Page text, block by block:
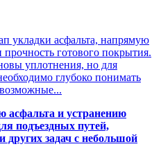
укладки асфальта, напрямую
готового покрытия.
уплотнения, но для
глубоко понимать
асфальта и устранению
подъездных путей,
других задач с небольшой